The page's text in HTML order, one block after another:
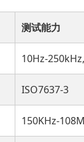
测试能力
10Hz-
ISO7637-3
150KHz-